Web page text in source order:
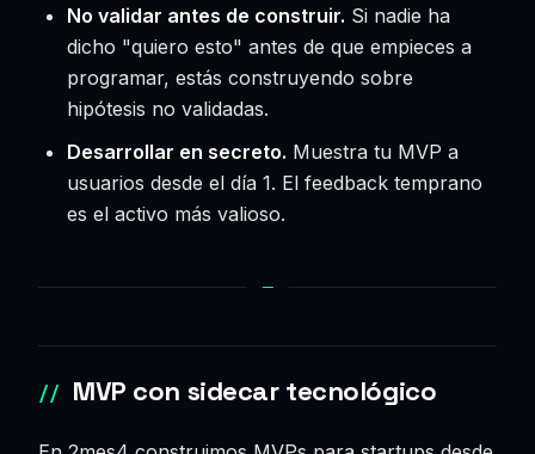
No validar antes de construir. Si nadie ha
dicho "quiero esto" antes de que empieces a
programar, estás construyendo sobre
hipótesis no validadas.
Desarrollar en secreto. Muestra tu MVP a
usuarios desde el día 1. El feedback temprano
es el activo más valioso.
MVP con sidecar tecnológico